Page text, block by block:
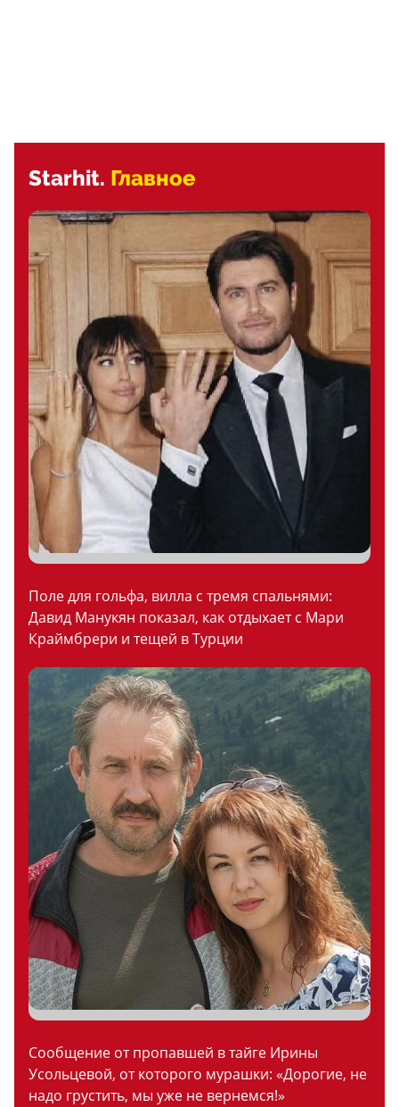
Starhit. Главное
Поле для гольфа, вилла с тремя спальнями:
Давид Манукян показал, как отдыхает с Мари
Краймбрери и тещей в Турции
Сообщение от пропавшей в тайге Ирины
Усольцевой, от которого мурашки: «Дорогие, не
надо грустить, мы уже не вернемся!»